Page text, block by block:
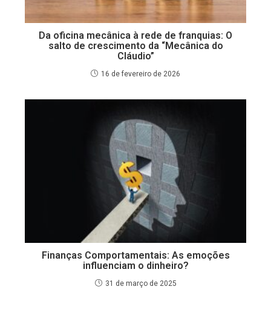
Da oficina mecânica à rede de franquias: O
salto de crescimento da “Mecânica do
Cláudio”
16 de fevereiro de 2026
Finanças Comportamentais: As emoções
influenciam o dinheiro?
31 de março de 2025